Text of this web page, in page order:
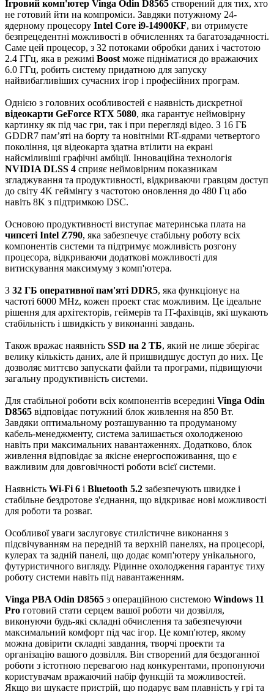
Ігровий комп'ютер Vinga Odin D8565 створений для тих, хто
не готовий йти на компроміси. Завдяки потужному 24-
ядерному процесору Intel Core i9-14900KF, ви отримуєте
безпрецедентні можливості в обчисленнях та багатозадачності.
Саме цей процесор, з 32 потоками обробки даних і частотою
2.4 ГГц, яка в режимі Boost може підніматися до вражаючих
6.0 ГГц, робить систему придатною для запуску
найвибагливіших сучасних ігор і професійних програм.
Однією з головних особливостей є наявність дискретної
відеокарти GeForce RTX 5080, яка гарантує неймовірну
картинку як під час гри, так і при перегляді відео. З 16 ГБ
GDDR7 пам’яті на борту та новітніми RT-ядрами четвертого
покоління, ця відеокарта здатна втілити на екрані
найсміливіші графічні амбіції. Інноваційна технологія
NVIDIA DLSS 4 сприяє неймовірним показникам
згладжування та продуктивності, відкриваючи гравцям доступ
до світу 4K геймінгу з частотою оновлення до 480 Гц або
навіть 8K з підтримкою DSC.
Основою продуктивності виступає материнська плата на
чипсеті Intel Z790, яка забезпечує стабільну роботу всіх
компонентів системи та підтримує можливість розгону
процесора, відкриваючи додаткові можливості для
витискування максимуму з комп'ютера.
З 32 ГБ оперативної пам'яті DDR5, яка функціонує на
частоті 6000 MHz, кожен проект стає можливим. Це ідеальне
рішення для архітекторів, геймерів та IT-фахівців, які шукають
стабільність і швидкість у виконанні завдань.
Також вражає наявність SSD на 2 ТБ, який не лише зберігає
велику кількість даних, але й пришвидшує доступ до них. Це
дозволяє миттєво запускати файли та програми, підвищуючи
загальну продуктивність системи.
Для стабільної роботи всіх компонентів всередині Vinga Odin
D8565 відповідає потужний блок живлення на 850 Вт.
Завдяки оптимальному розташуванню та продуманому
кабель-менеджменту, система залишається охолодженою
навіть при максимальних навантаженнях. Додатково, блок
живлення відповідає за якісне енергоспоживання, що є
важливим для довговічності роботи всієї системи.
Наявність Wi-Fi 6 і Bluetooth 5.2 забезпечують швидке і
стабільне бездротове з'єднання, що відкриває нові можливості
для роботи та розваг.
Особливої уваги заслуговує стилістичне виконання з
підсвічуванням на передній та верхній панелях, на процесорі,
кулерах та задній панелі, що додає комп'ютеру унікального,
футуристичного вигляду. Рідинне охолодження гарантує тиху
роботу системи навіть під навантаженням.
Vinga PBA Odin D8565 з операційною системою Windows 11
Pro готовий стати серцем вашої роботи чи дозвілля,
виконуючи будь-які складні обчислення та забезпечуючи
максимальний комфорт під час ігор. Це комп'ютер, якому
можна довірити складні завдання, творчі проекти та
організацію вашого дозвілля. Він створений для бездоганної
роботи з істотною перевагою над конкурентами, пропонуючи
користувачам вражаючий набір функцій та можливостей.
Якщо ви шукаєте пристрій, що подарує вам плавність у грі та